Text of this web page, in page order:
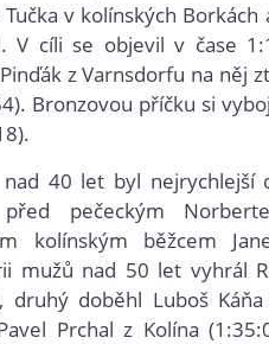
v kolínských Borkách
V cíli se objevil v čase
z Varnsdorfu na něj
Bronzovou příčku si
40 let byl nejrychlejší
pečeckým
kolínským běžcem
mužů nad 50 let vyhrál
druhý doběhl Luboš
Prchal z Kolína